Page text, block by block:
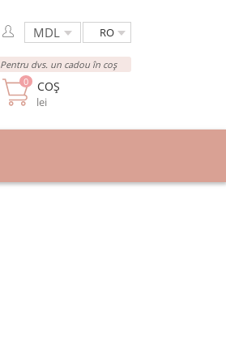
RO
COȘ
lei
0
Pentru dvs. un cadou în coș